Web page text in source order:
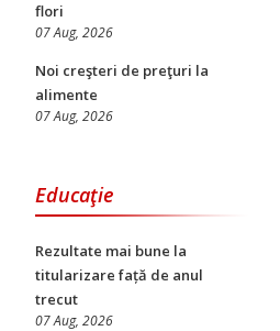
flori
07 Aug, 2026
Noi creşteri de preţuri la
alimente
07 Aug, 2026
Educaţie
Rezultate mai bune la
titularizare față de anul
trecut
07 Aug, 2026